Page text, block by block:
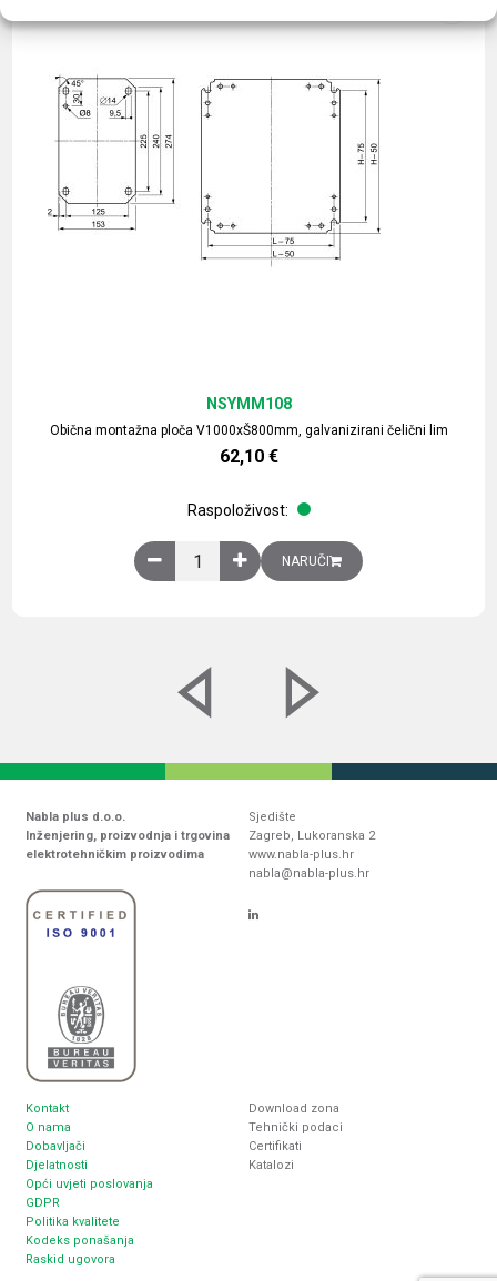
Obična montažna ploča V1000xŠ800mm, galvanizirani čelični lim
NSYMM108
62,10 €
Raspoloživost:
Obična montažna ploča V1000xŠ800mm,
NARUČI
Nabla plus d.o.o.
Inženjering, proizvodnja i trgovina
elektrotehničkim proizvodima
Sjedište
Zagreb, Lukoranska 2
www.nabla-plus.hr
nabla@nabla-plus.hr
Kontakt
O nama
Dobavljači
Djelatnosti
Opći uvjeti poslovanja
GDPR
Politika kvalitete
Kodeks ponašanja
Raskid ugovora
Download zona
Tehnički podaci
Certifikati
Katalozi